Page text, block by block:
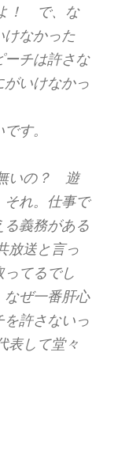
！ で、な
なかった
チは許さな
いけなかっ
す。
いの？ 遊
れ。仕事で
義務がある
放送と言っ
てるでし
ぜ一番肝心
許さないっ
して堂々